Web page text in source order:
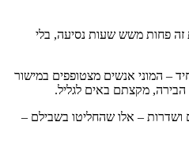
זה פחות משש שעות נסיעה, בלי
– המוני אנשים מצטופפים במישור
מקצתם באים לגליל.
ושדרות – אלו שהחליטו בשבילם –